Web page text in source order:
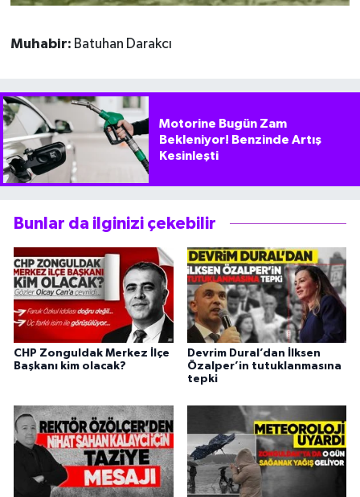
Muhabir: Batuhan Darakcı
Motorine Bugün Zam
Bekleniyor! Benzinde Artış
Kesinleşti
Bunlar da ilginizi çekebilir
CHP Zonguldak Merkez İlçe
Başkanı kim olacak?
Devrim Dural’dan İlksen
Özalper’in tutuklanmasına
tepki